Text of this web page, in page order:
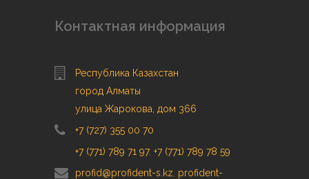
Контактная информация
Республика Казахстан
город Алматы
улица Жарокова, дом 366
+7 (727) 355 00 70
+7 (771) 789 71 97, +7 (771) 789 78 59
profid@profident-s.kz profident-